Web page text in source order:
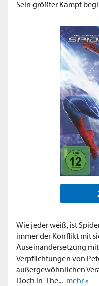
Sein größter Kampf
Wie jeder weiß, ist
immer der Konflikt mit
Auseinandersetzung
Verpflichtungen von
außergewöhnlichen
Doch in 'The... mehr »